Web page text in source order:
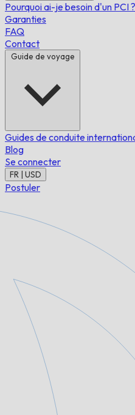
Pourquoi ai-je besoin d'un PCI ?
Garanties
FAQ
Contact
Guide de voyage
Guides de conduite
Blog
Se connecter
FR | USD
Postuler